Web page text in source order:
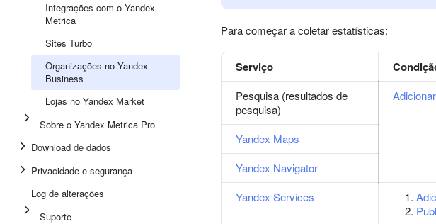
Integrações com o Yandex
Metrica
Sites Turbo
Organizações no Yandex
Business
Lojas no Yandex Market
Sobre o Yandex Metrica Pro
Download de dados
Privacidade e segurança
Log de alterações
Suporte
Para começar a coletar estatísticas:
Serviço
Pesquisa (resultados de
pesquisa)
Yandex Maps
Yandex Navigator
Yandex Services